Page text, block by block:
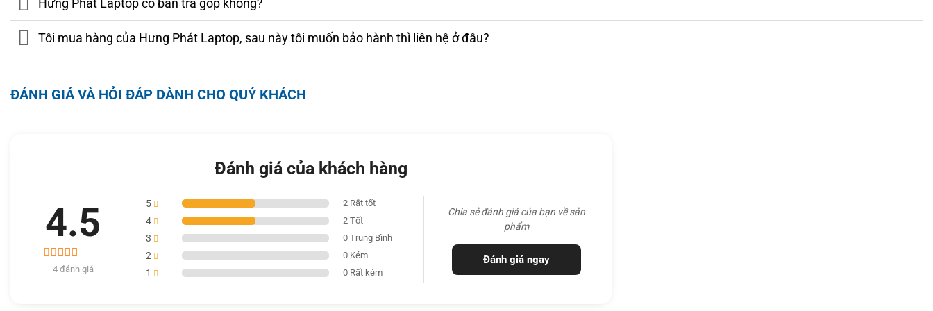
làm việc hiệu quả ngay cả khi ngồi gần cửa sổ hoặc môi trường ánh sáng mạnh.
Hưng Phát Laptop có bán trả góp không?
Tôi mua hàng của Hưng Phát Laptop, sau này tôi muốn bảo hành thì liên hệ ở đâu?
ĐÁNH GIÁ VÀ HỎI ĐÁP DÀNH CHO QUÝ KHÁCH
Đánh giá của khách hàng
4.5
4.54 đánh giá
5 2 Rất tốt
4 2 Tốt
3 0 Trung Bình
2 0 Kém
1 0 Rất kém
Chia sẻ đánh giá của bạn về sản
phẩm
Đánh giá ngay